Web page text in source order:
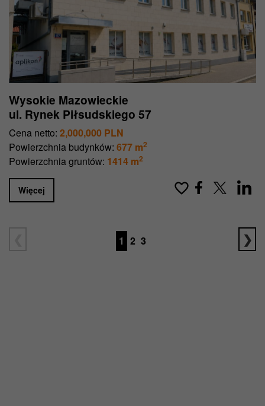
Wysokie Mazowieckie
ul. Rynek Piłsudskiego 57
Cena netto: 2,000,000 PLN
Powierzchnia budynków: 677 m2
Powierzchnia gruntów: 1414 m2
Więcej
1 2 3